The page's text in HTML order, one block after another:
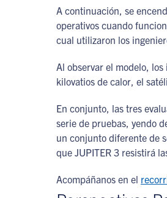
A continuación, se
operativos cuando
cual utilizaron los
Al observar el modelo,
kilovatios de calor, el
En conjunto, las tres
serie de pruebas, yendo
un conjunto diferente de
que JUPITER 3 resistirá
Acompáñanos en el